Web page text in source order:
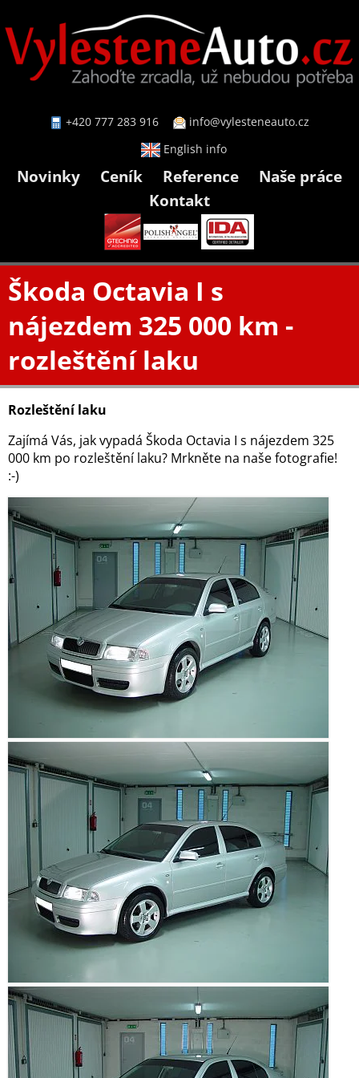
+420 777 283 916
info@vylesteneauto.cz
English info
Novinky Ceník Reference
Naše práce
Kontakt
Škoda Octavia I s
nájezdem 325 000 km -
rozleštění laku
Rozleštění laku
Zajímá Vás, jak vypadá Škoda Octavia I s nájezdem 325
000 km po rozleštění laku? Mrkněte na naše fotografie!
:-)